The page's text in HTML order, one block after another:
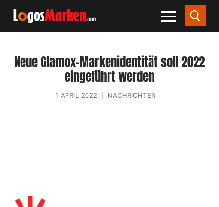
Neue Glamox-Markenidentität soll 2022
eingeführt werden
1 APRIL 2022 NACHRICHTEN